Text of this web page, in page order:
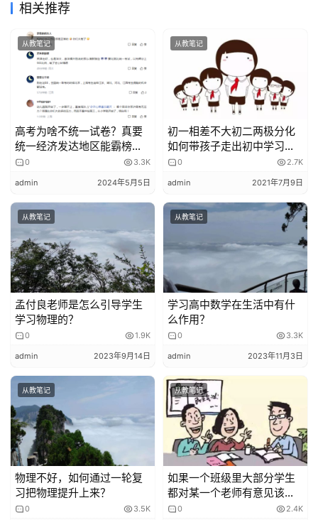
材
创意物理原创文章。发布者：admin，转转请注明出处：
https://www.chuangyiwuli.com/biji/1178/
相关推荐
从教笔记
高考为啥不统一试卷？真要
统一经济发达地区能霸榜
么？
0 3.3K
admin 2024年5月5日
从教笔记
初一相差不大初二两极分化
如何带孩子走出初中学习的
误区
0 2.7K
admin 2021年7月9日
从教笔记
孟付良老师是怎么引导学生
学习物理的？
0 1.9K
admin 2023年9月14日
从教笔记
学习高中数学在生活中有什
么作用？
0 3.3K
admin 2023年11月3日
从教笔记
物理不好，如何通过一轮复
习把物理提升上来？
0 3.5K
从教笔记
如果一个班级里大部分学生
都对某一个老师有意见该怎
么办？
0 2.4K